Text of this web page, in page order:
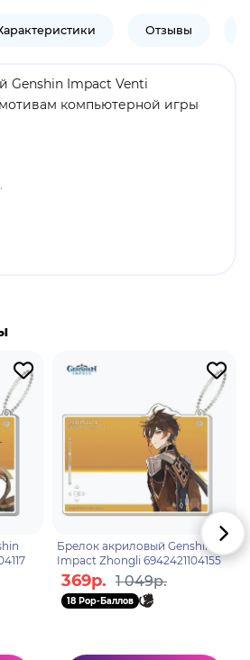
Отзывы
Genshin Impact Venti
мотивам компьютерной игры
лицензированный
Анемо персонаж. Венти -
управляется не хуже,
способности не только
мира, но и просто
сложного контента
Брелок акриловый Genshin
Impact Zhongli 6942421104155
369р. 1 049р.
18 Pop-Баллов